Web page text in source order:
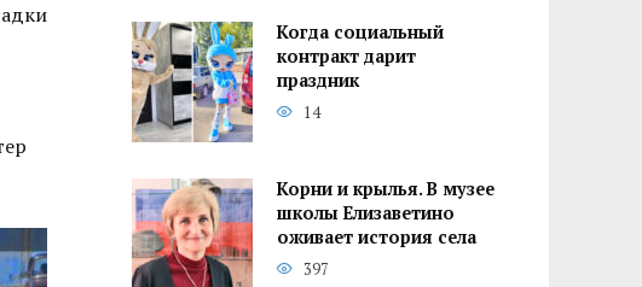
Когда социальный
контракт дарит
праздник
14
Корни и крылья. В музее
школы Елизаветино
оживает история села
397